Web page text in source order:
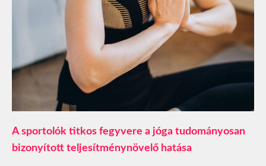
A sportolók titkos fegyvere a jóga tudományosan
bizonyított teljesítménynövelő hatása